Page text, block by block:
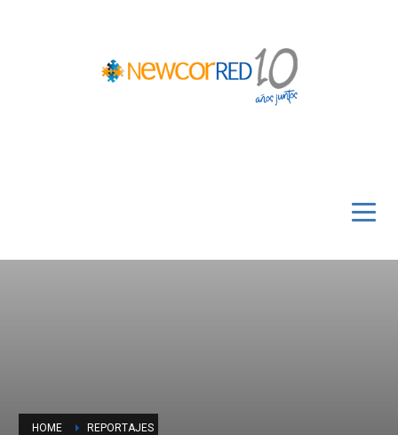
HOME REPORTAJES